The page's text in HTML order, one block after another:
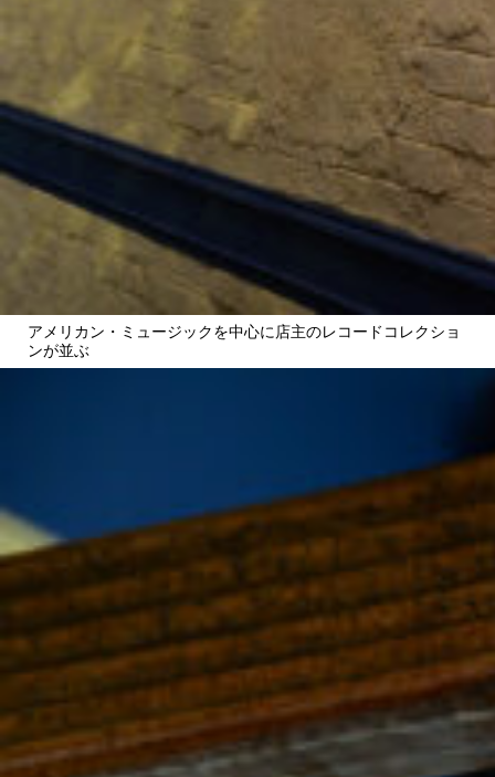
アメリカン・ミュージックを中心に店主のレコードコレクショ
ンが並ぶ